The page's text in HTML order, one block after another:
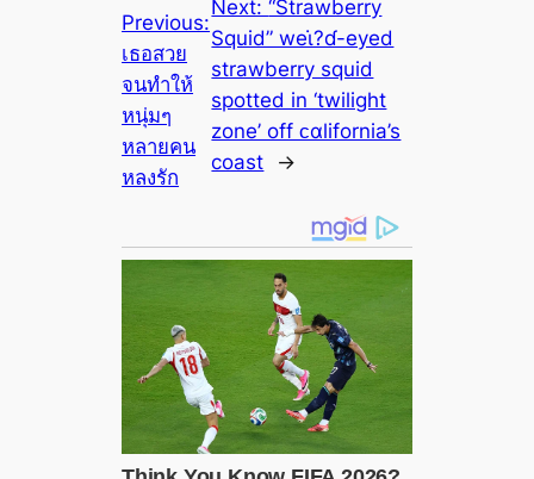
Previous:
เธอสวย
จนทำให้
หนุ่มๆ
หลายคน
หลงรัก
Next:“Strawberry
Squid” weι̇?ɗ-eyed
strawberry squid
spotted in ‘twilight
zone’ off ᴄαlifornia’s
coast
→